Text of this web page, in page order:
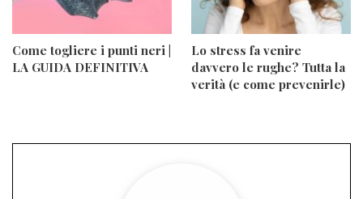
Come togliere i punti neri |
LA GUIDA DEFINITIVA
Lo stress fa venire
davvero le rughe? Tutta la
verità (e come prevenirle)